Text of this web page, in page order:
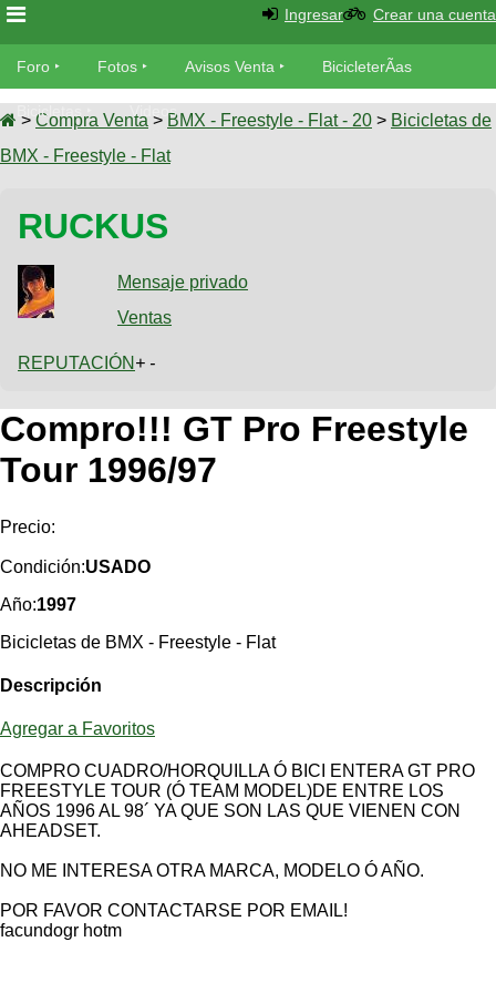
Foro
Foro
TÃ©cnica
Fotos
tu foto
Galeria
XC
Bicicletas
Descenso
Dirt
triatlon
De
Enduro
Fotos
del
Fotos
mas
SUBÃ
tu
Ultimos
Fotos
CANJE
Mi
ReputaciÃ³n
Compras
Mis
BicicleterÃ­
as
Bicicletas
Tandem
TÃ©cnica
MecÃ¡nica
Robadas
Noticias
Calendario
Videos
Cicloturismo
de
de
de
viajes
Usuarios
Ãšltimos
Buscar
Mis
de
Ingresar Crear una cuenta
Foro Fotos Avisos Venta BicicleterÃ­as
Bicicletas Videos
> Compra Venta > BMX - Freestyle - Flat - 20 > Bicicletas de
BMX - Freestyle - Flat
RUCKUS
Mensaje privado
Ventas
REPUTACIÓN + -
Compro!!! GT Pro Freestyle
Tour 1996/97
Precio:
Condición:USADO
Año:1997
Bicicletas de BMX - Freestyle - Flat
Descripción
Agregar a Favoritos
COMPRO CUADRO/HORQUILLA Ó BICI ENTERA GT PRO
FREESTYLE TOUR (Ó TEAM MODEL)DE ENTRE LOS
AÑOS 1996 AL 98´ YA QUE SON LAS QUE VIENEN CON
AHEADSET.
NO ME INTERESA OTRA MARCA, MODELO Ó AÑO.
POR FAVOR CONTACTARSE POR EMAIL!
facundogr hotm